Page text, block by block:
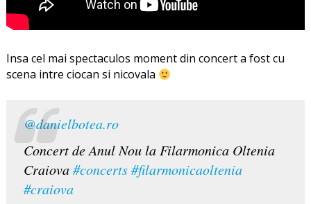
Insa cel mai spectaculos moment din concert a fost cu
scena intre ciocan si nicovala
@danielbotea.ro
Concert de Anul Nou la Filarmonica Oltenia
Craiova#concerts#filarmonicaoltenia
#craiova